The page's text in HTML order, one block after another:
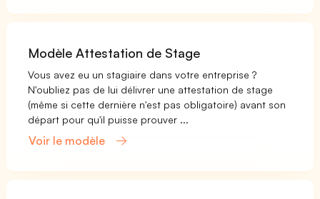
Modèle Attestation de Stage
Vous avez eu un stagiaire dans votre entreprise ?
N'oubliez pas de lui délivrer une attestation de stage
(même si cette dernière n'est pas obligatoire) avant son
départ pour qu'il puisse prouver ...
Voir le modèle